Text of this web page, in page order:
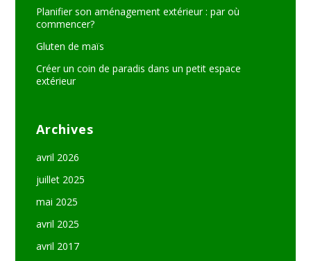
Planifier son aménagement extérieur : par où
commencer?
Gluten de maïs
Créer un coin de paradis dans un petit espace
extérieur
Archives
avril 2026
juillet 2025
mai 2025
avril 2025
avril 2017